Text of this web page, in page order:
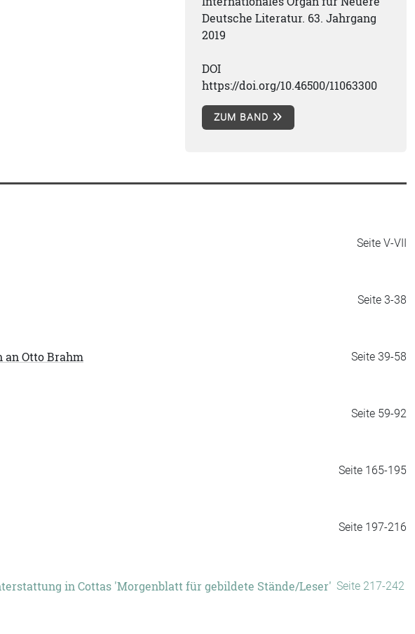
Deutsche Literatur. 63. Jahrgang
2019
DOI
https://doi.org/10.46500/11063300
ZUM BAND
Seite V-VII
Seite 3-38
Seite 39-58
an Otto Brahm
Seite 59-92
Seite 165-195
Seite 197-216
Seite 217-242
in Cottas 'Morgenblatt für gebildete Stände/Leser'